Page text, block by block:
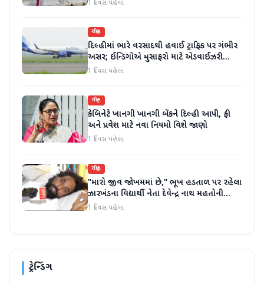
1 દિવસ પહેલા
રાષ્ટ્રીય
દિલ્હીમાં ભારે વરસાદથી હવાઈ ટ્રાફિક પર ગંભીર
અસર; ઈન્ડિગોએ મુસાફરો માટે એડવાઈઝરી
જાહેર કરી
1 દિવસ પહેલા
રાષ્ટ્રીય
કેબિનેટે ખાનગી ખાનગી બેંકને દિલ્હી આપી, ફી
અને પ્રવેશ માટે નવા નિયમો વિશે જાણો
1 દિવસ પહેલા
રાષ્ટ્રીય
"મારો જીવ જોખમમાં છે," ભૂખ હડતાળ પર રહેલા
ઝારખંડના વિદ્યાર્થી નેતા દેવેન્દ્ર નાથ મહતોની
તબિયત ખરાબ
1 દિવસ પહેલા
ટ્રેન્ડિંગ